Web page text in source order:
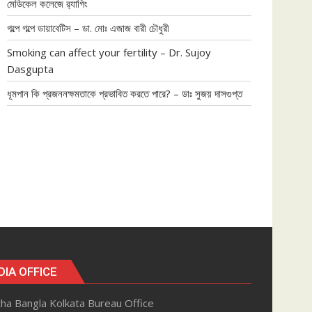
মেডিকেল কলেজে র‍্যাগিং
গল্পে গল্পে ডায়াবেটিস – ডা. মোঃ এজাজ বারী চৌধুরী
Smoking can affect your fertility – Dr. Sujoy
Dasgupta
ধূমপান কি প্রজননক্ষমতাকে প্রভাবিত করতে পারে? – ডাঃ সুজয় দাসগুপ্ত
OFFICE
Bangla Kolkata Bureau Office